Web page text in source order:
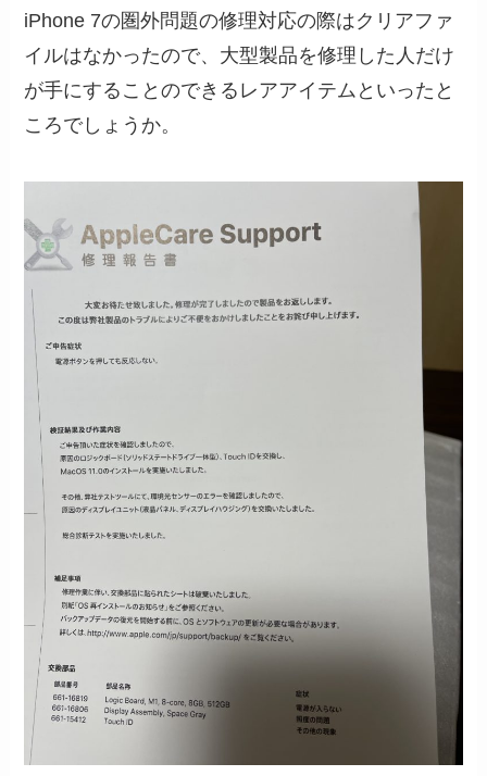
iPhone 7の圏外問題の修理対応の際はクリアファ
イルはなかったので、大型製品を修理した人だけ
が手にすることのできるレアアイテムといったと
ころでしょうか。